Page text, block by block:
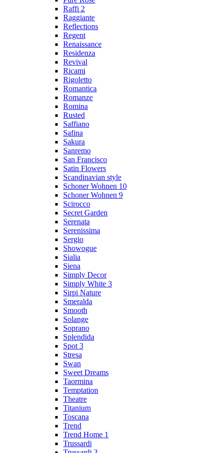
Raffi 2
Raggiante
Reflections
Regent
Renaissance
Residenza
Revival
Ricami
Rigoletto
Romantica
Romanze
Romina
Rusted
Saffiano
Safina
Sakura
Sanremo
San Francisco
Satin Flowers
Scandinavian style
Schoner Wohnen 10
Schoner Wohnen 9
Scirocco
Secret Garden
Serenata
Serenissima
Sergio
Showogue
Sialia
Siena
Simply Decor
Simply White 3
Sirpi Nature
Smeralda
Smooth
Solange
Soprano
Splendida
Spot 3
Stresa
Swan
Sweet Dreams
Taormina
Temptation
Theatre
Titanium
Toscana
Trend
Trend Home 1
Trussardi